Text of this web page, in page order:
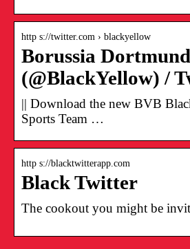
http s://twitter.com › blackyellow
Borussia Dortmund
(@BlackYellow) /
|| Download the new BVB
Sports Team …
http s://blacktwitterapp.com
Black Twitter
The cookout you might be